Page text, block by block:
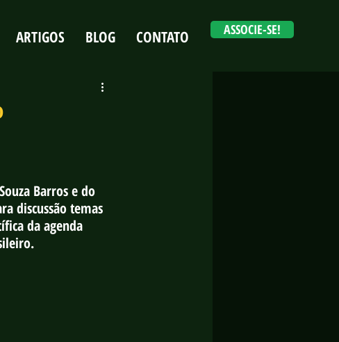
ARTIGOS BLOG CONTATO ASSOCIE-SE!
Barros e do
discussão temas
da agenda